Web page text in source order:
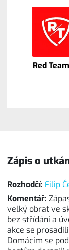
Red
Zápis o
Rozhodčí: Filip
Komentář:
velký obrat ve
bez střídání a
akce se
Domácím se